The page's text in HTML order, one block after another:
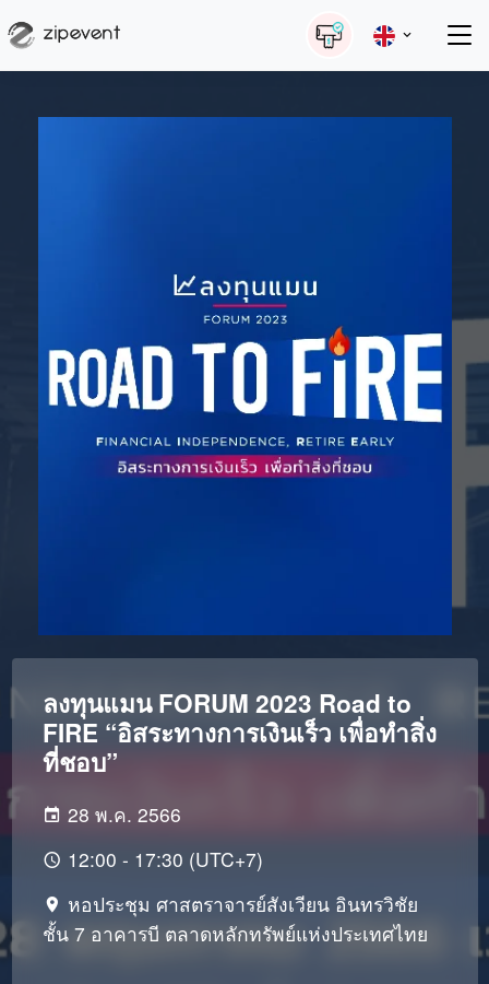
ลงทุนแมน FORUM 2023 Road to
FIRE “อิสระทางการเงินเร็ว เพื่อทำสิ่ง
ที่ชอบ”
28 พ.ค. 2566
12:00 - 17:30 (UTC+7)
หอประชุม ศาสตราจารย์สังเวียน อินทรวิชัย
ชั้น 7 อาคารบี ตลาดหลักทรัพย์แห่งประเทศไทย